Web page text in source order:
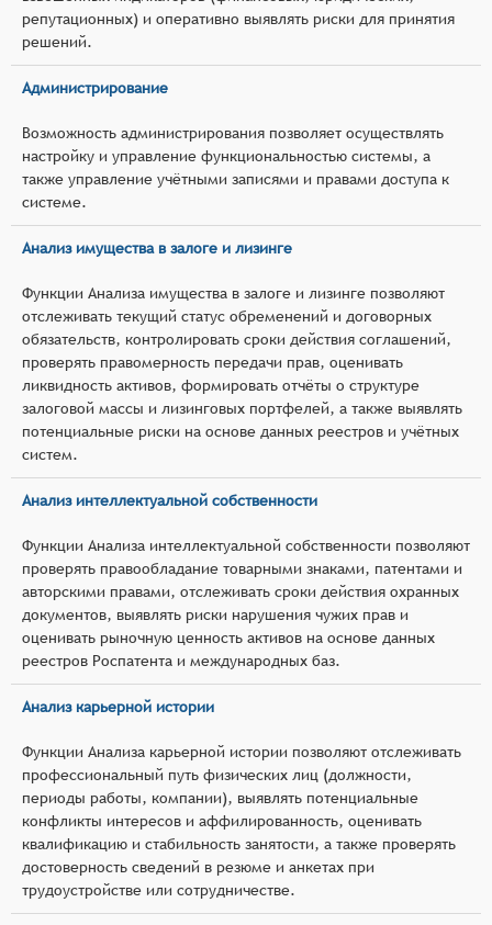
репутационных) и оперативно выявлять риски для принятия
решений.
Администрирование
Возможность администрирования позволяет осуществлять
настройку и управление функциональностью системы, а
также управление учётными записями и правами доступа к
системе.
Анализ имущества в залоге и лизинге
Функции Анализа имущества в залоге и лизинге позволяют
отслеживать текущий статус обременений и договорных
обязательств, контролировать сроки действия соглашений,
проверять правомерность передачи прав, оценивать
ликвидность активов, формировать отчёты о структуре
залоговой массы и лизинговых портфелей, а также выявлять
потенциальные риски на основе данных реестров и учётных
систем.
Анализ интеллектуальной собственности
Функции Анализа интеллектуальной собственности позволяют
проверять правообладание товарными знаками, патентами и
авторскими правами, отслеживать сроки действия охранных
документов, выявлять риски нарушения чужих прав и
оценивать рыночную ценность активов на основе данных
реестров Роспатента и международных баз.
Анализ карьерной истории
Функции Анализа карьерной истории позволяют отслеживать
профессиональный путь физических лиц (должности,
периоды работы, компании), выявлять потенциальные
конфликты интересов и аффилированность, оценивать
квалификацию и стабильность занятости, а также проверять
достоверность сведений в резюме и анкетах при
трудоустройстве или сотрудничестве.